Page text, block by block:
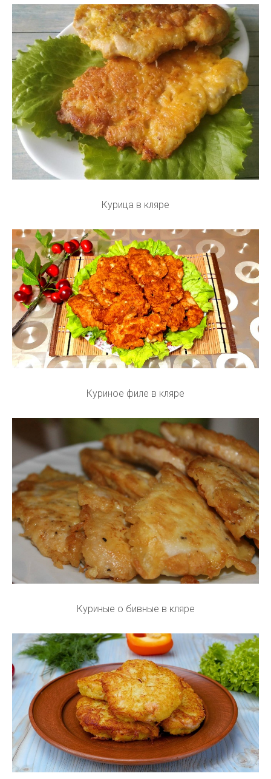
Курица в кляре
Куриное филе в кляре
Куриные о бивные в кляре